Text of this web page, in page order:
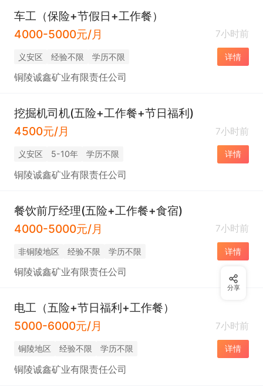
车工（保险+节假日+工作餐）
4000-5000元/月
7小时前
义安区 经验不限 学历不限 详情
铜陵诚鑫矿业有限责任公司
挖掘机司机(五险+工作餐+节日福利)
4500元/月
7小时前
义安区 5-10年 学历不限 详情
铜陵诚鑫矿业有限责任公司
餐饮前厅经理(五险+工作餐+食宿)
4000-5000元/月
7小时前
非铜陵地区 经验不限 学历不限 详情
铜陵诚鑫矿业有限责任公司
电工（五险+节日福利+工作餐）
5000-6000元/月
7小时前
铜陵地区 经验不限 学历不限 详情
铜陵诚鑫矿业有限责任公司
分享